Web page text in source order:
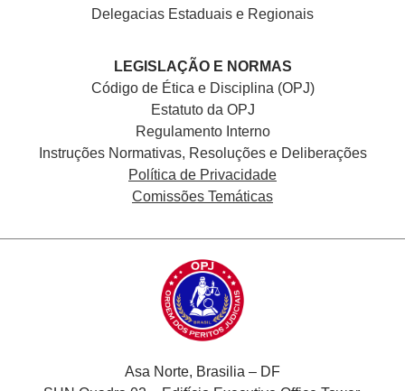
Delegacias Estaduais e Regionais
LEGISLAÇÃO E NORMAS
Código de Ética e Disciplina (OPJ)
Estatuto da OPJ
Regulamento Interno
Instruções Normativas, Resoluções e Deliberações
Política de Privacidade
Comissões Temáticas
Asa Norte, Brasilia – DF